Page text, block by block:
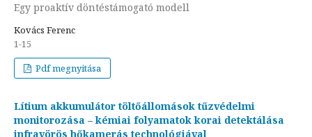
Egy proaktív döntéstámogató modell
Kovács Ferenc
1-15
Pdf megnyitása
Lítium akkumulátor töltőállomások tűzvédelmi
monitorozása – kémiai folyamatok korai detektálása
infravörös hőkamerás technológiával